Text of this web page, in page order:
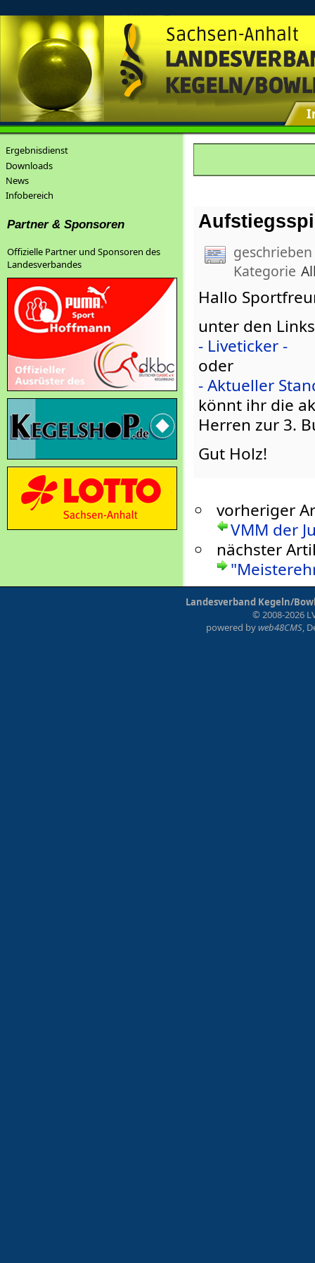
Kategorie
Hallo
unter den Links
- Liveticker -
oder
- Aktueller
könnt ihr die
Herren zur 3.
Gut Holz!
vorheriger
VMM der
nächster
Ergebnisdienst
Downloads
News
Infobereich
Partner & Sponsoren
Offizielle Partner und Sponsoren des
Landesverbandes
Landesverband Kegeln/
© 2008-2026
powered byweb48CMS ,